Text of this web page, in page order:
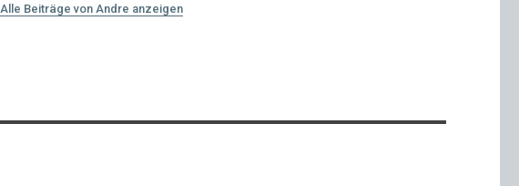
Alle Beiträge von Andre anzeigen